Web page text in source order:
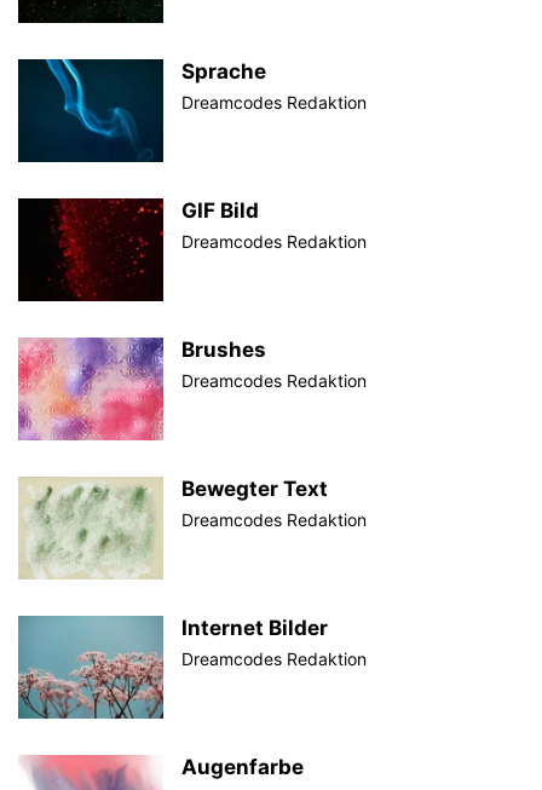
Sprache
Dreamcodes Redaktion
GIF Bild
Dreamcodes Redaktion
Brushes
Dreamcodes Redaktion
Bewegter Text
Dreamcodes Redaktion
Internet Bilder
Dreamcodes Redaktion
Augenfarbe